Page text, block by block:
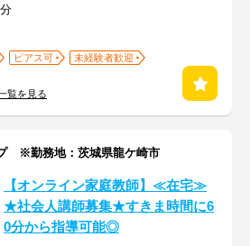
ピアス可
未経験者歓迎
覧を見る
※勤務地：茨城県龍ケ崎市
【オンライン家庭教師】≪在宅≫
★社会人講師募集★すきま時間に6
0分から指導可能◎